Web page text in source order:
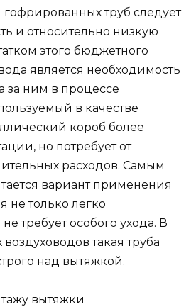
труб следует
и относительно низкую
этого бюджетного
является необходимость
за ним в процессе
в качестве
короб более
но потребует от
расходов. Самым
вариант применения
не только легко
требует особого ухода. В
такая труба
над вытяжкой.
вытяжки